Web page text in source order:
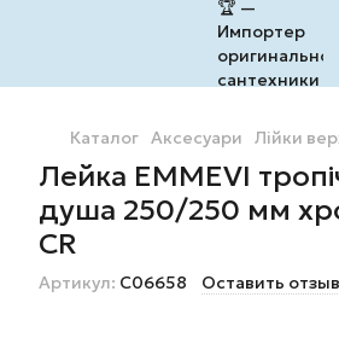
Каталог Аксесуари Лійки
Лейка EMMEVI
душа 250/250 мм
CR
Артикул: C06658 Оставить отзыв